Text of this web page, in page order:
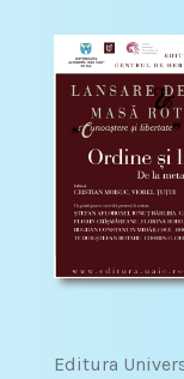
Editura